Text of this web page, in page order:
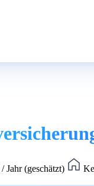
Jahr (geschätzt)